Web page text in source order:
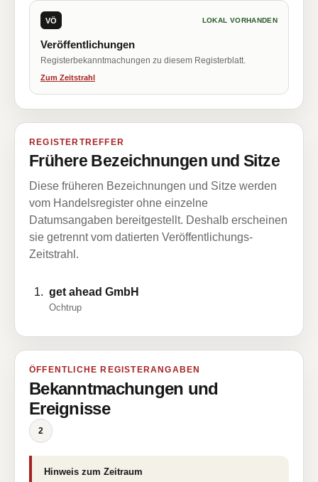
VÖ LOKAL VORHANDEN
Veröffentlichungen
Registerbekanntmachungen zu diesem Registerblatt.
Zum Zeitstrahl
REGISTERTREFFER
Frühere Bezeichnungen und Sitze
Diese früheren Bezeichnungen und Sitze werden
vom Handelsregister ohne einzelne
Datumsangaben bereitgestellt. Deshalb erscheinen
sie getrennt vom datierten Veröffentlichungs-
Zeitstrahl.
get ahead GmbH
Ochtrup
ÖFFENTLICHE REGISTERANGABEN
Bekanntmachungen und
Ereignisse
2
Hinweis zum Zeitraum